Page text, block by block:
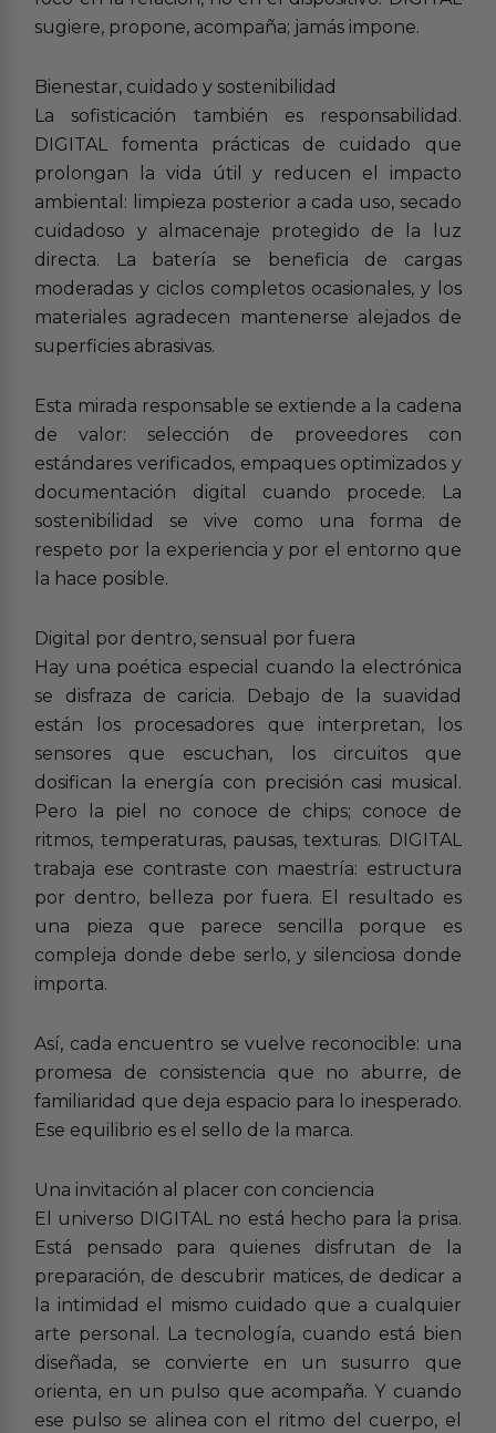
sugiere, propone, acompaña; jamás impone.
Bienestar, cuidado y sostenibilidad
La sofisticación también es responsabilidad.
DIGITAL fomenta prácticas de cuidado que
prolongan la vida útil y reducen el impacto
ambiental: limpieza posterior a cada uso, secado
cuidadoso y almacenaje protegido de la luz
directa. La batería se beneficia de cargas
moderadas y ciclos completos ocasionales, y los
materiales agradecen mantenerse alejados de
superficies abrasivas.
Esta mirada responsable se extiende a la cadena
de valor: selección de proveedores con
estándares verificados, empaques optimizados y
documentación digital cuando procede. La
sostenibilidad se vive como una forma de
respeto por la experiencia y por el entorno que
la hace posible.
Digital por dentro, sensual por fuera
Hay una poética especial cuando la electrónica
se disfraza de caricia. Debajo de la suavidad
están los procesadores que interpretan, los
sensores que escuchan, los circuitos que
dosifican la energía con precisión casi musical.
Pero la piel no conoce de chips; conoce de
ritmos, temperaturas, pausas, texturas. DIGITAL
trabaja ese contraste con maestría: estructura
por dentro, belleza por fuera. El resultado es
una pieza que parece sencilla porque es
compleja donde debe serlo, y silenciosa donde
importa.
Así, cada encuentro se vuelve reconocible: una
promesa de consistencia que no aburre, de
familiaridad que deja espacio para lo inesperado.
Ese equilibrio es el sello de la marca.
Una invitación al placer con conciencia
El universo DIGITAL no está hecho para la prisa.
Está pensado para quienes disfrutan de la
preparación, de descubrir matices, de dedicar a
la intimidad el mismo cuidado que a cualquier
arte personal. La tecnología, cuando está bien
diseñada, se convierte en un susurro que
orienta, en un pulso que acompaña. Y cuando
ese pulso se alinea con el ritmo del cuerpo, el